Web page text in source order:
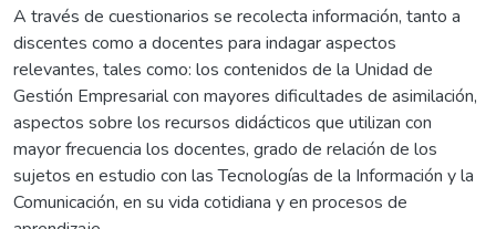
A través de cuestionarios se recolecta información, tanto a
discentes como a docentes para indagar aspectos
relevantes, tales como: los contenidos de la Unidad de
Gestión Empresarial con mayores dificultades de asimilación,
aspectos sobre los recursos didácticos que utilizan con
mayor frecuencia los docentes, grado de relación de los
sujetos en estudio con las Tecnologías de la Información y la
Comunicación, en su vida cotidiana y en procesos de